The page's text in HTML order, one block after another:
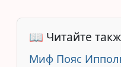
📖 Читайте
Миф Пояс